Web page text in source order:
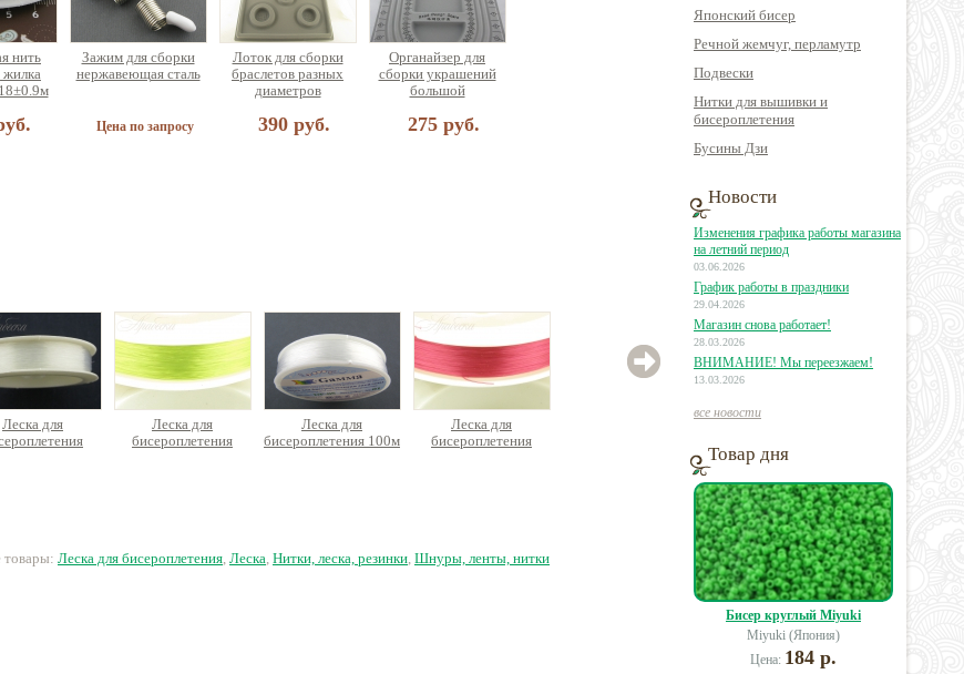
нить
жилка
Зажим для сборки
нержавеющая сталь
Цена по запросу
Лоток для сборки
браслетов разных
диаметров
390 руб.
Органайзер для
сборки украшений
большой
275 руб.
Леска для
Леска для
бисероплетения
Леска для
бисероплетения 100м
Леска для
бисероплетения
Леска для
230 руб.
товары: Леска для бисероплетения, Леска, Нитки, леска, резинки, Шнуры, ленты, нитки
Японский бисер
Речной жемчуг, перламутр
Подвески
Нитки для вышивки и
бисероплетения
Бусины Дзи
Новости
Изменения графика работы магазина
на летний период
03.06.2026
График работы в праздники
29.04.2026
Магазин снова работает!
28.03.2026
ВНИМАНИЕ! Мы переезжаем!
13.03.2026
все новости
Товар дня
Бисер круглый Miyuki
Miyuki (Япония)
Цена: 184 р.